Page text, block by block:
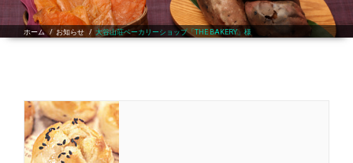
ホーム/ お知らせ / 大谷山荘ベーカリーショップ「THE BAKERY」様